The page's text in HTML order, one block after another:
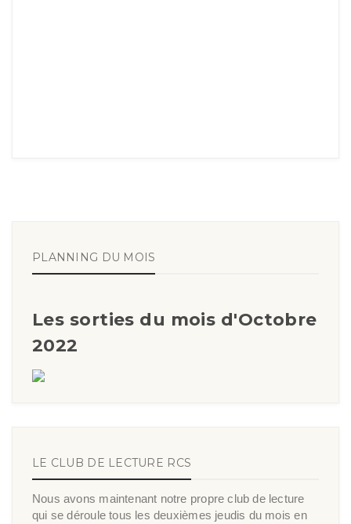
PLANNING DU MOIS
Les sorties du mois d'Octobre
2022
LE CLUB DE LECTURE RCS
Nous avons maintenant notre propre club de lecture
qui se déroule tous les deuxièmes jeudis du mois en